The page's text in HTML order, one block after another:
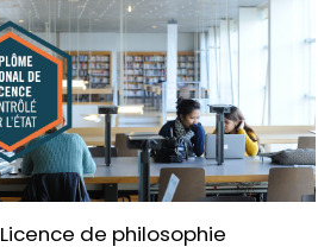
Licence de philosophie